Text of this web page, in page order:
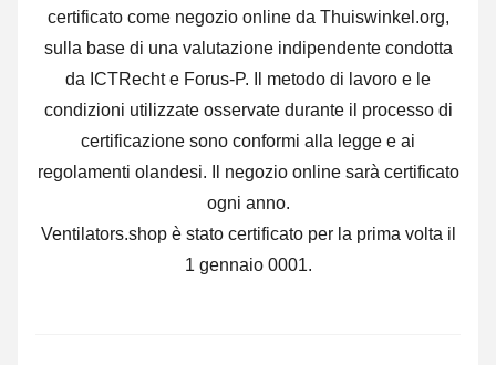
certificato come negozio online da Thuiswinkel.org,
sulla base di una valutazione indipendente condotta
da ICTRecht e Forus-P. Il metodo di lavoro e le
condizioni utilizzate osservate durante il processo di
certificazione sono conformi alla legge e ai
regolamenti olandesi. Il negozio online sarà certificato
ogni anno.
Ventilators.shop è stato certificato per la prima volta il
1 gennaio 0001.